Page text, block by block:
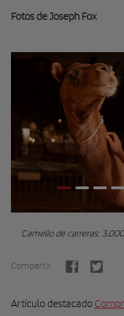
Fotos de Joseph Fox
Camello de carreras:
Compartir
Artículo destacado